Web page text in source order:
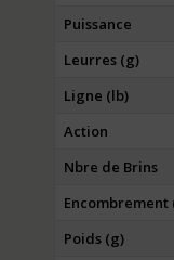
Puissance
Leurres (g)
Ligne (lb)
Action
Nbre de Brins
Encombrement
Poids (g)